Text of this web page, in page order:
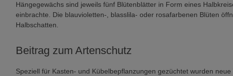
Hängegewächs sind jeweils fünf Blütenblätter in Form eines
einbrachte. Die blauvioletten-, blasslila- oder rosafarbenen Blüten
Halbschatten.
Beitrag zum Artenschutz
Speziell für Kasten- und Kübelbepflanzungen gezüchtet wurden